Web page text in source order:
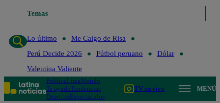
Temas
Lo último
Me Caigo de Risa
Perú Decide 2026
Fútbol peruano
Dólar
Valentina Valiente
PolíticaLimaMundo
Te ayudoTendencias
DeportesEspectáculos
TV en vivo MENÚ